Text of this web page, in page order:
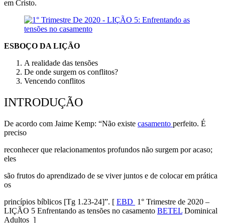
em Cristo.
ESBOÇO DA LIÇÃO
A realidade das tensões
De onde surgem os conflitos?
Vencendo conflitos
INTRODUÇÃO
De acordo com Jaime Kemp: “Não existe casamento perfeito. É
preciso
reconhecer que relacionamentos profundos não surgem por acaso;
eles
são frutos do aprendizado de se viver juntos e de colocar em prática
os
princípios bíblicos [Tg 1.23-24]”. [ EBD 1° Trimestre de 2020 –
LIÇÃO 5 Enfrentando as tensões no casamento BETEL Dominical
Adultos ]